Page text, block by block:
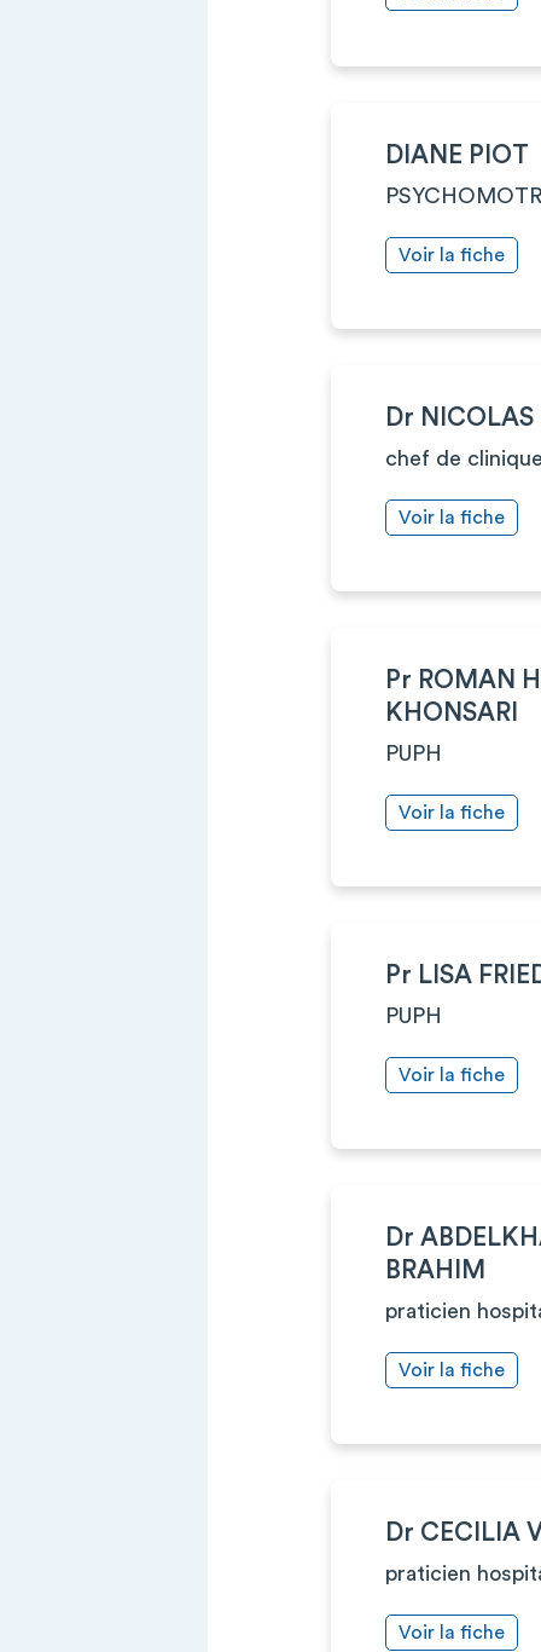
DIANE PIOT
Voir la fiche
Dr NICOLAS
chef de
Voir la fiche
Pr ROMAN
KHONSARI
PUPH
Voir la fiche
Pr LISA
PUPH
Voir la fiche
Dr
BRAHIM
praticien
Voir la fiche
Dr CECILIA
praticien
Voir la fiche